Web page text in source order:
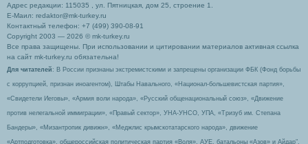
Адрес редакции: 115035 , ул. Пятницкая, дом 25, строение 1.
Е-Маил: redaktor@mk-turkey.ru
Контактный телефон: +7 (499) 390-08-91
Copyright 2003 — 2026 © mk-turkey.ru
Все права защищены. При использовании и цитировании материалов активная ссылка
на сайт mk-turkey.ru обязательна!
Для читателей : В России признаны экстремистскими и запрещены организации ФБК (Фонд борьбы
с коррупцией, признан иноагентом), Штабы Навального, «Национал-большевистская партия»,
«Свидетели Иеговы», «Армия воли народа», «Русский общенациональный союз», «Движение
против нелегальной иммиграции», «Правый сектор», УНА-УНСО, УПА, «Тризуб им. Степана
Бандеры», «Мизантропик дивижн», «Меджлис крымскотатарского народа», движение
«Артподготовка», общероссийская политическая партия «Воля», АУЕ, батальоны «Азов» и Айдар″.